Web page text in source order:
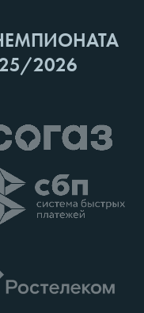
2026